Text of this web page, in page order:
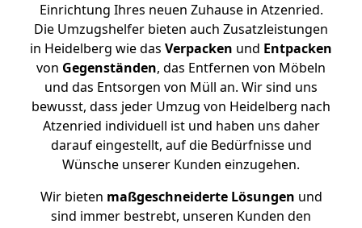
Einrichtung Ihres neuen Zuhause in Atzenried.
Die Umzugshelfer bieten auch Zusatzleistungen
in Heidelberg wie das Verpacken und Entpacken
von Gegenständen, das Entfernen von Möbeln
und das Entsorgen von Müll an. Wir sind uns
bewusst, dass jeder Umzug von Heidelberg nach
Atzenried individuell ist und haben uns daher
darauf eingestellt, auf die Bedürfnisse und
Wünsche unserer Kunden einzugehen.
Wir bieten maßgeschneiderte Lösungen und
sind immer bestrebt, unseren Kunden den